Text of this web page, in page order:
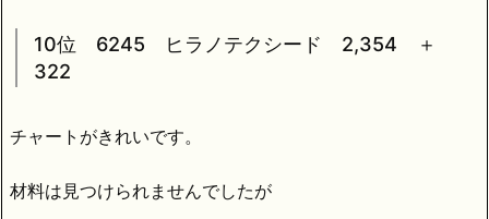
10位 6245 ヒラノテクシード 2,354 ＋
322
チャートがきれいです。
材料は見つけられませんでしたが